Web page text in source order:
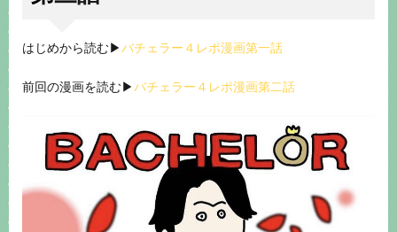
はじめから読む▶︎バチェラー４レポ漫画第一話
前回の漫画を読む▶︎バチェラー４レポ漫画第二話